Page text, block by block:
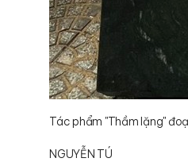
Tác phẩm "Thầm lặng"
NGUYỄN TÚ